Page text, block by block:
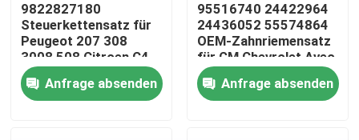
Werksbesichtigung
Qualitätskontrolle
9822827180
Steuerkettensatz für
Peugeot 207 308
3008 508 Citroen C4
C5
Anfrage absenden
95516740 24422964
24436052 55574864
OEM-Zahnriemensatz
für GM Chevrolet Aveo
Opel Astra Vauxhall
Anfrage absenden